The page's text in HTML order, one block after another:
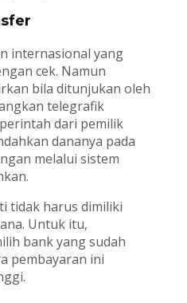
internasional yang
cek. Namun
bila ditunjukan oleh
telegrafik
dari pemilik
dananya pada
melalui sistem
tidak harus dimiliki
Untuk itu,
bank yang sudah
pembayaran ini